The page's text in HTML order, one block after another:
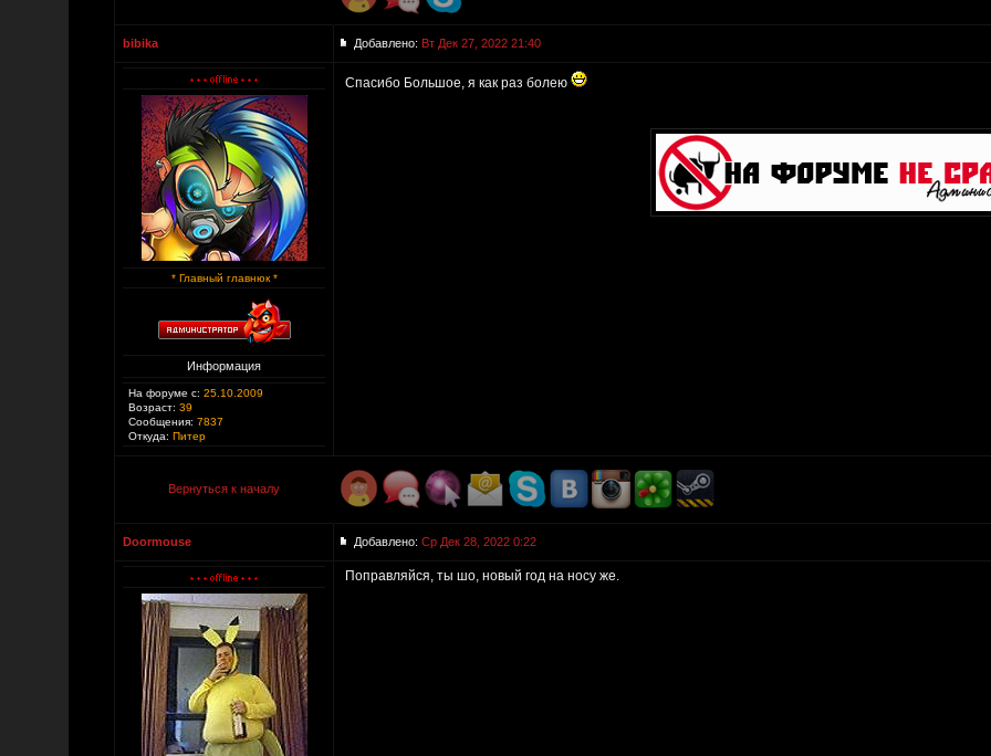
bibika Добавлено: Вт Дек 27, 2022 21:40
* Главный главнюк *
Информация
На форуме с: 25.10.2009
Возраст: 39
Сообщения: 7837
Откуда: Питер
Спасибо Большое, я как раз болею
Вернуться к началу
Doormouse Добавлено: Ср Дек 28, 2022 0:22
Поправляйся, ты шо, новый год на носу же.